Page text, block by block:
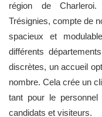
région de Charleroi.
Trésignies, compte de
spacieux et
différents
discrètes, un accueil
nombre. Cela crée un
tant pour le personnel
candidats et visiteurs.